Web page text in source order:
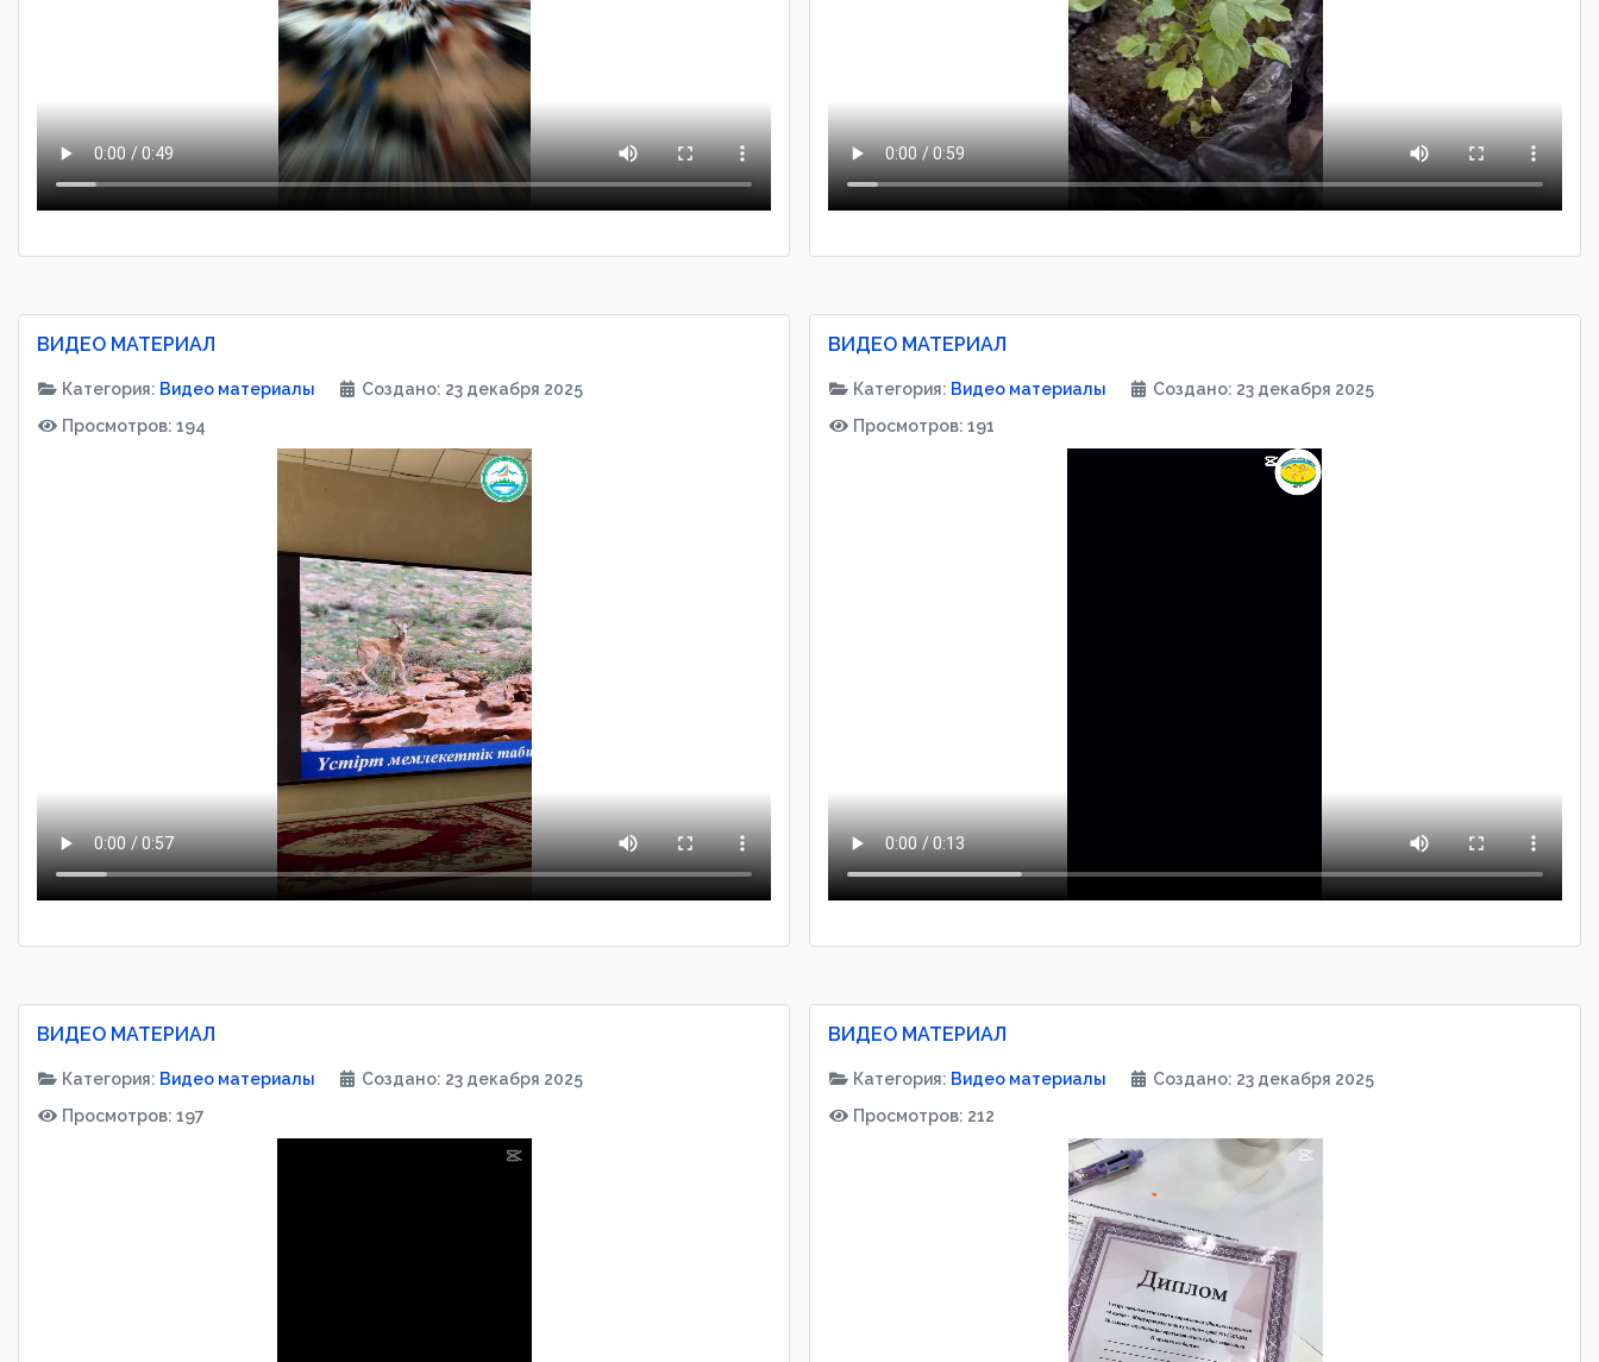
ВИДЕО МАТЕРИАЛ
Категория: Видео материалы
Создано: 23 декабря 2025
Просмотров: 194
ВИДЕО МАТЕРИАЛ
Категория: Видео материалы
Создано: 23 декабря 2025
Просмотров: 191
ВИДЕО МАТЕРИАЛ
Категория: Видео материалы
Создано: 23 декабря 2025
Просмотров: 197
ВИДЕО МАТЕРИАЛ
Категория: Видео материалы
Создано: 23 декабря 2025
Просмотров: 212